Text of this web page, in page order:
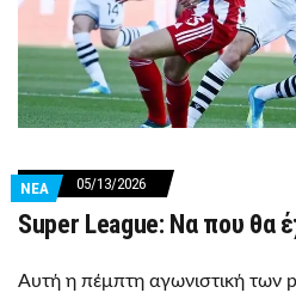
ΝΕΑ 05/13/2026
Super League: Να που θα
Αυτή η πέμπτη αγωνιστική των